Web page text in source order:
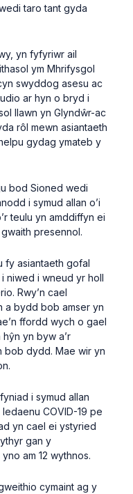
taro tant gyda
yn fyfyriwr ail
ym Mhrifysgol
swyddog asesu ac
ar hyn o bryd i
llawn yn Glyndŵr-ac
rôl mewn asiantaeth
gydag ymateb y
bod Sioned wedi
i symud allan o’i
teulu yn amddiffyn ei
presennol.
fy asiantaeth gofal
niwed i wneud yr holl
Rwy’n cael
a bydd bob amser yn
ffordd wych o gael
yn byw a’r
bob dydd. Mae wir yn
i symud allan
COVID-19 pe
yn cael ei ystyried
gan y
am 12 wythnos.
cymaint ag y